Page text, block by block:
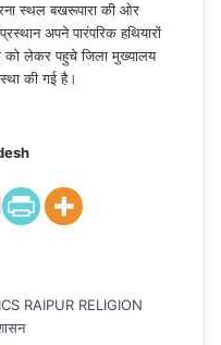
स्थल बखरूपारा की ओर
अपने पारंपरिक हथियारों
को लेकर पहुचे जिला मुख्यालय
की गई है।
RAIPUR RELIGION